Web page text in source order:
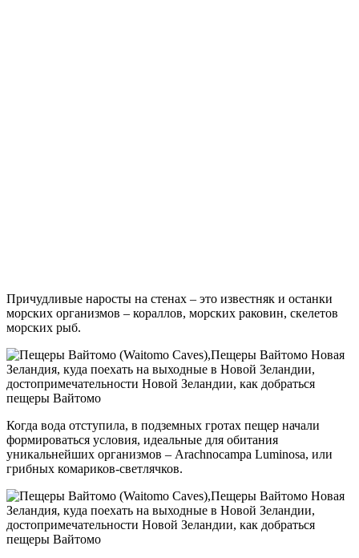
Причудливые наросты на стенах – это известняк и останки
морских организмов – кораллов, морских раковин, скелетов
морских рыб.
Когда вода отступила, в подземных гротах пещер начали
формироваться условия, идеальные для обитания
уникальнейших организмов – Arachnocampa Luminosa, или
грибных комариков-светлячков.